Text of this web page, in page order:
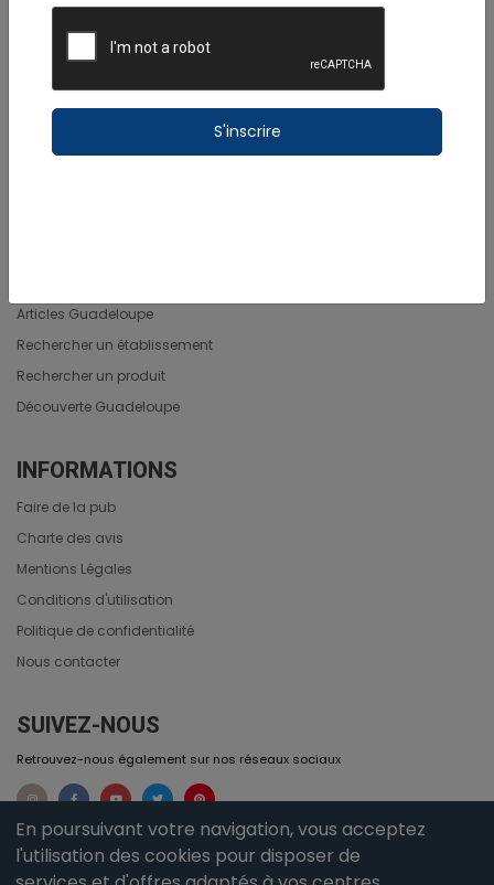
En poursuivant votre navigation, vous acceptez
l'utilisation des cookies pour disposer de
S'inscrire
IciGwada est le partenaire de vos vacances en Guadeloupe.
Des visites de lieux à ne pas manquer au travers nos billets de blog
à lire et bien sûr nos vidéos exclusives, des brèves et articles
argumentés, tous liés de près ou de loin sur les îles de Guadeloupe.
Nous sélectionnons des professionnels et des circuits pour vous
proposer des séjours organisés aux petits oignions.
Articles Guadeloupe
Rechercher un établissement
Rechercher un produit
Découverte Guadeloupe
INFORMATIONS
Faire de la pub
Charte des avis
Mentions Légales
Conditions d'utilisation
Politique de confidentialité
Nous contacter
SUIVEZ-NOUS
Retrouvez-nous également sur nos réseaux sociaux